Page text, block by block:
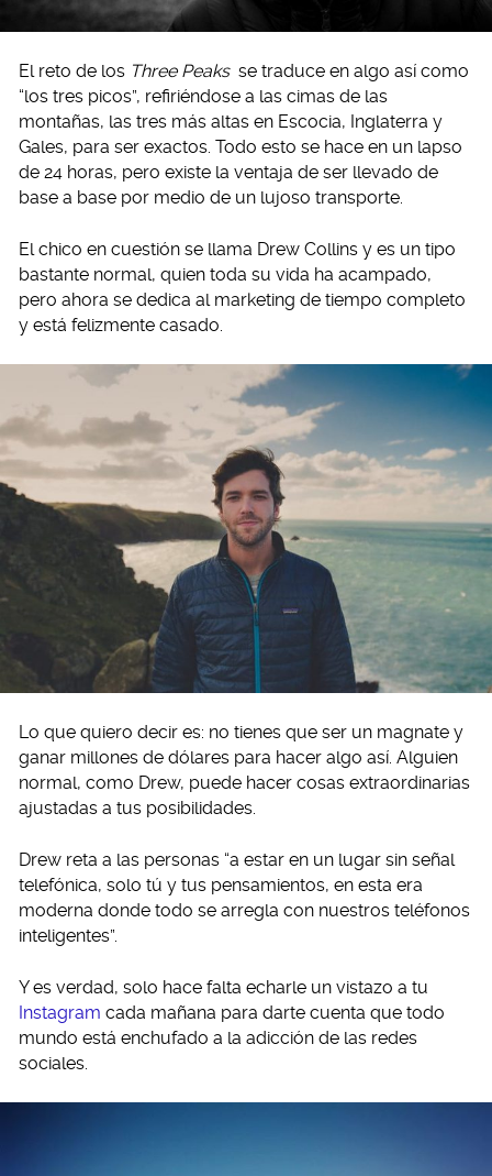
El reto de los Three Peaks se traduce en algo así como
“los tres picos”, refiriéndose a las cimas de las
montañas, las tres más altas en Escocia, Inglaterra y
Gales, para ser exactos. Todo esto se hace en un lapso
de 24 horas, pero existe la ventaja de ser llevado de
base a base por medio de un lujoso transporte.
El chico en cuestión se llama Drew Collins y es un tipo
bastante normal, quien toda su vida ha acampado,
pero ahora se dedica al marketing de tiempo completo
y está felizmente casado.
Lo que quiero decir es: no tienes que ser un magnate y
ganar millones de dólares para hacer algo así. Alguien
normal, como Drew, puede hacer cosas extraordinarias
ajustadas a tus posibilidades.
Drew reta a las personas “a estar en un lugar sin señal
telefónica, solo tú y tus pensamientos, en esta era
moderna donde todo se arregla con nuestros teléfonos
inteligentes”.
Y es verdad, solo hace falta echarle un vistazo a tu
Instagram cada mañana para darte cuenta que todo
mundo está enchufado a la adicción de las redes
sociales.